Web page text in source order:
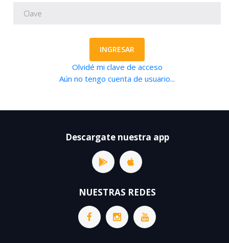
INGRESAR
Olvidé mi clave de acceso
Aún no tengo cuenta de usuario...
Descargate nuestra app
NUESTRAS REDES